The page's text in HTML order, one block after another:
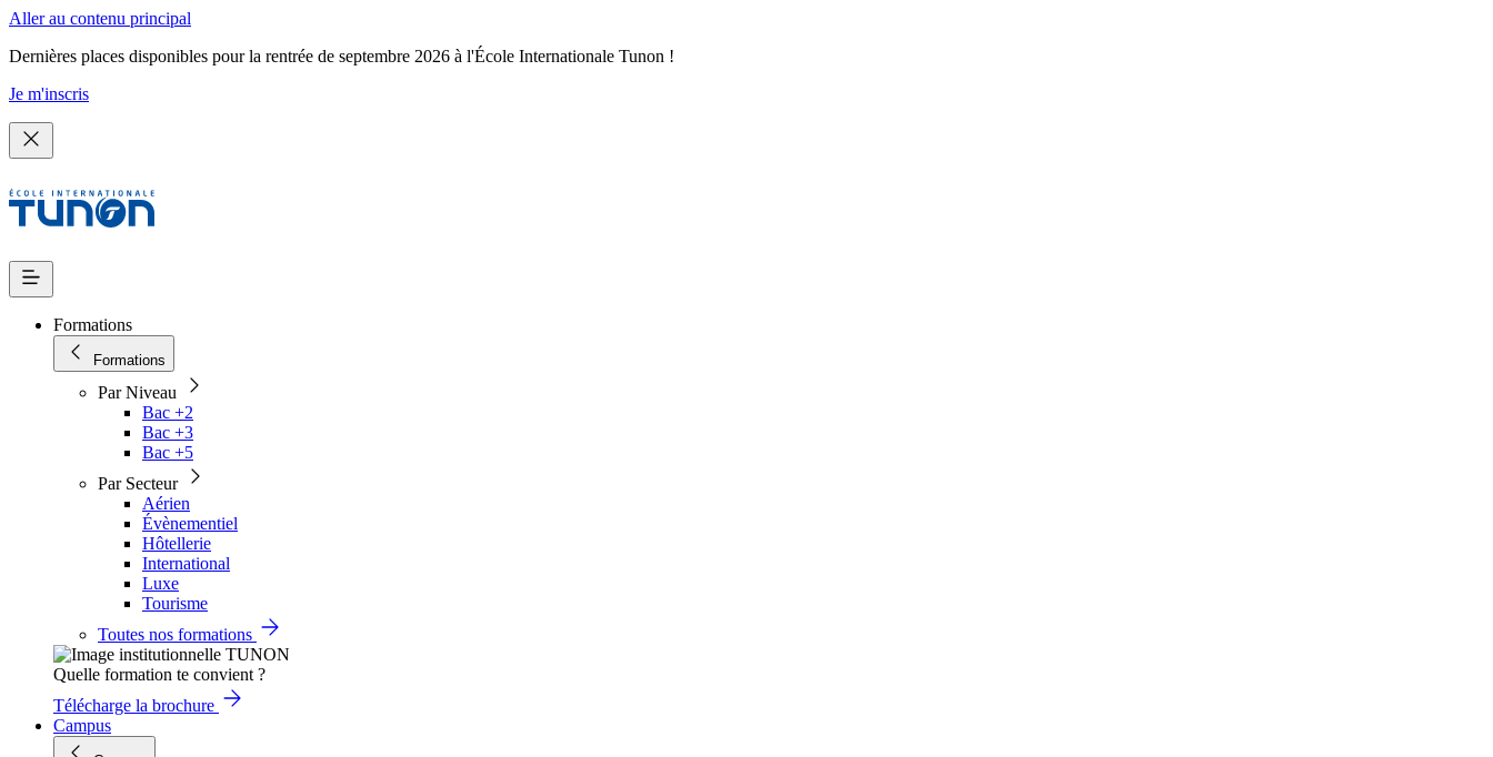
Aller au contenu principal
Dernières places disponibles pour la rentrée de septembre 2026 à l'École Internationale Tunon !
Je m'inscris
Formations
Formations
Par Niveau
Bac +2
Bac +3
Bac +5
Par Secteur
Aérien
Évènementiel
Hôtellerie
International
Luxe
Tourisme
Toutes nos formations
Quelle formation te convient ?
Télécharge la brochure
Campus